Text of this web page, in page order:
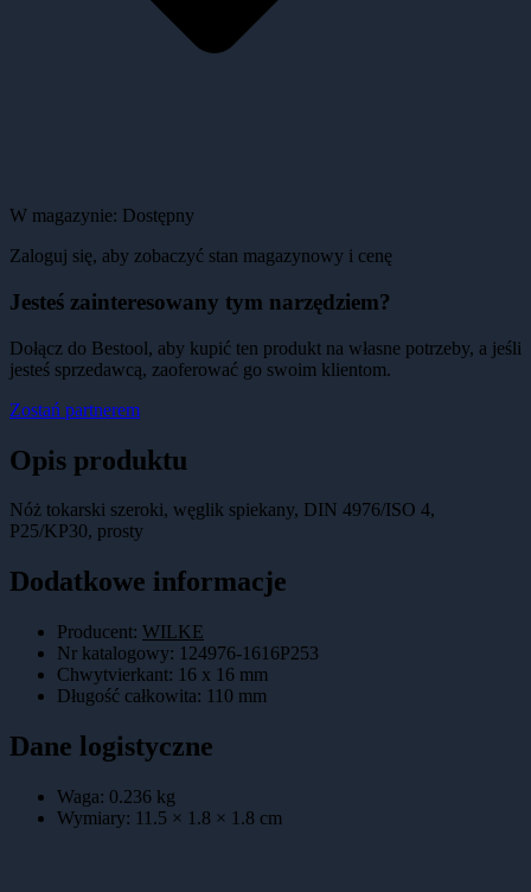
W magazynie: Dostępny
Zaloguj się, aby zobaczyć stan magazynowy i cenę
Jesteś zainteresowany tym narzędziem?
Dołącz do Bestool, aby kupić ten produkt na własne potrzeby, a jeśli
jesteś sprzedawcą, zaoferować go swoim klientom.
Zostań partnerem
Opis produktu
Nóż tokarski szeroki, węglik spiekany, DIN 4976/ISO 4,
P25/KP30, prosty
Dodatkowe informacje
Producent: WILKE
Nr katalogowy: 124976-1616P253
Chwytvierkant: 16 x 16 mm
Długość całkowita: 110 mm
Dane logistyczne
Waga: 0.236 kg
Wymiary: 11.5 × 1.8 × 1.8 cm